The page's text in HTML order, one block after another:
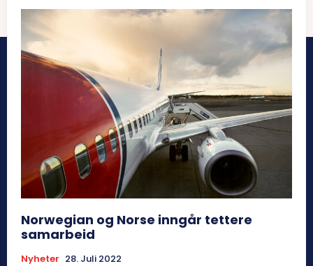
Norwegian og Norse inngår tettere
samarbeid
Nyheter 28. Juli 2022